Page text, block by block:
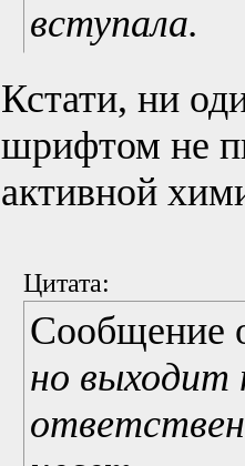
вступала.
Кстати, ни
шрифтом не
активной
Цитата:
Сообщение
но выходит